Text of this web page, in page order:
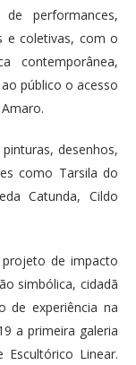
performances,
e coletivas, com o
contemporânea,
público o acesso
desenhos,
como Tarsila do
Catunda, Cildo
de impacto
simbólica, cidadã
de experiência na
a primeira galeria
Linear.